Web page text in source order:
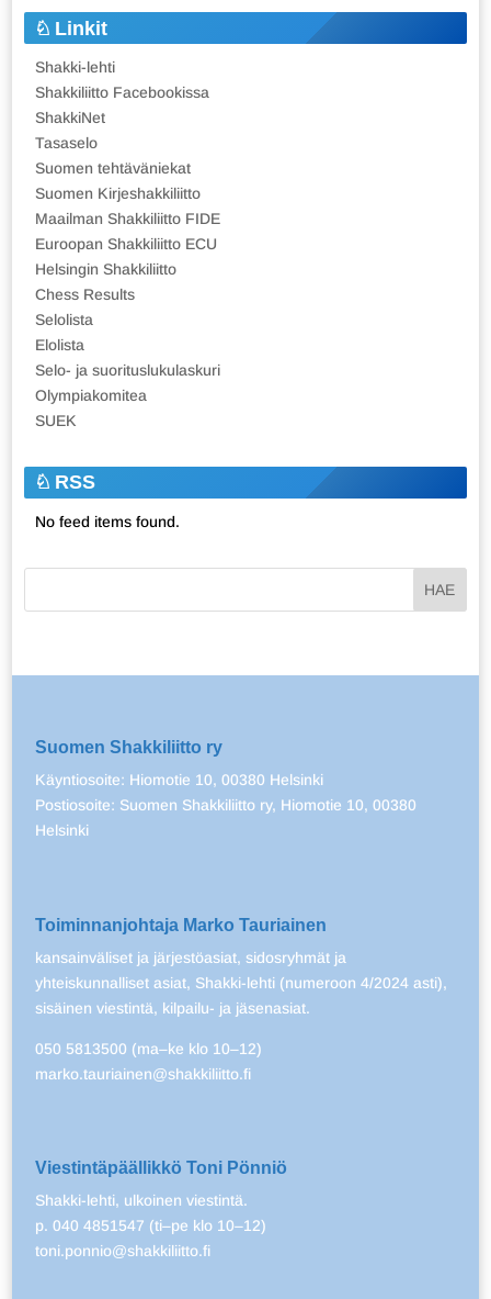
Linkit
Shakki-lehti
Shakkiliitto Facebookissa
ShakkiNet
Tasaselo
Suomen tehtäväniekat
Suomen Kirjeshakkiliitto
Maailman Shakkiliitto FIDE
Euroopan Shakkiliitto ECU
Helsingin Shakkiliitto
Chess Results
Selolista
Elolista
Selo- ja suorituslukulaskuri
Olympiakomitea
SUEK
RSS
No feed items found.
Suomen Shakkiliitto ry
Käyntiosoite: Hiomotie 10, 00380 Helsinki
Postiosoite: Suomen Shakkiliitto ry, Hiomotie 10, 00380
Helsinki
Toiminnanjohtaja Marko Tauriainen
kansainväliset ja järjestöasiat, sidosryhmät ja
yhteiskunnalliset asiat, Shakki-lehti (numeroon 4/2024 asti),
sisäinen viestintä, kilpailu- ja jäsenasiat.
050 5813500 (ma–ke klo 10–12)
marko.tauriainen@shakkiliitto.fi
Viestintäpäällikkö Toni Pönniö
Shakki-lehti, ulkoinen viestintä.
p. 040 4851547 (ti–pe klo 10–12)
toni.ponnio@shakkiliitto.fi